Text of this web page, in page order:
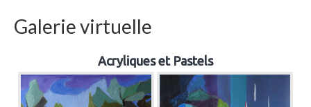
Galerie virtuelle
Acryliques et Pastels